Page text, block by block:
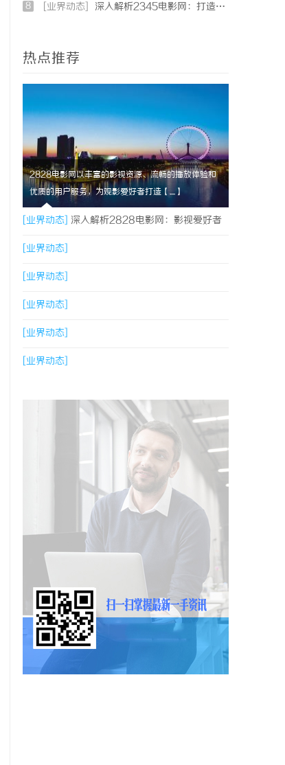
8 [业界动态] 深入解析2345电影网：打造优质影视资源的平台优势与功能详解
热点推荐
2828电影网以丰富的影视资源、流畅的播放体验和
优质的用户服务，为观影爱好者打造【....】
[业界动态] 深入解析2828电影网：影视爱好者
的优质观影平台体验
[业界动态]
[业界动态]
[业界动态]
[业界动态]
[业界动态]